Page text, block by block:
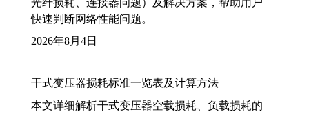
快速判断网络性能问题。
2026年8月4日
干式变压器损耗标准一览表及计算方法
本文详细解析干式变压器空载损耗、负载损耗的